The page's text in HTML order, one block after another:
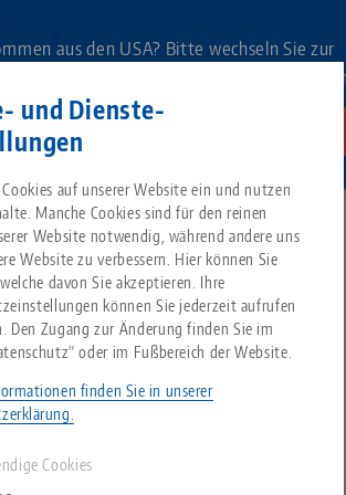
und Dienste-
auf unserer Website ein und nutzen
Manche Cookies sind für den reinen
Website notwendig, während andere uns
Website zu verbessern. Hier können Sie
davon Sie akzeptieren. Ihre
können Sie jederzeit aufrufen
Den Zugang zur Änderung finden Sie im
oder im Fußbereich der Website.
finden Sie in unserer
Cookies
aus den USA? Bitte wechseln Sie zur
um landesspezifischen Inhalt zu
usa.com
Alles aus einer Hand
Nullpunktspanntechnik
Werkstückspanntechnik
Suche nach
Suche nach
Produktübersicht
Über LANG
Philosophie
Innovationen
Downloads
FAQ
Katalog anfordern
Blog
News
Messen
keine Ergebnisse finden.
serviert die
aus dem
Zurück zur Übersicht